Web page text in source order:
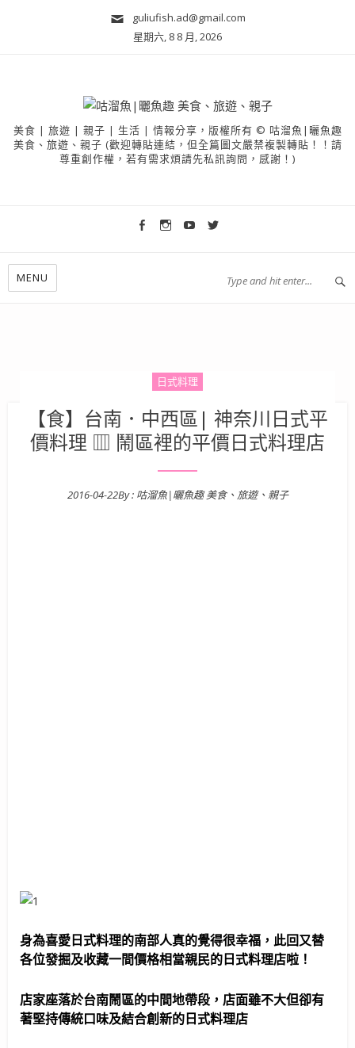
guliufish.ad@gmail.com
星期六, 8 8 月, 2026
美食 | 旅遊 | 親子 | 生活 | 情報分享，版權所有 © 咕溜魚|曬魚趣
美食、旅遊、親子 (歡迎轉貼連結，但全篇圖文嚴禁複製轉貼！！請
尊重創作權，若有需求煩請先私訊詢問，感謝！)
MENU
日式料理
【食】台南．中西區| 神奈川日式平
價料理 ▥ 鬧區裡的平價日式料理店
Posted on
2016-04-22By : 咕溜魚|曬魚趣 美食、旅遊、親子
身為喜愛日式料理的南部人真的覺得很幸福，此回又替
各位發掘及收藏一間價格相當親民的日式料理店啦！
店家座落於台南鬧區的中間地帶段，店面雖不大但卻有
著堅持傳統口味及結合創新的日式料理店